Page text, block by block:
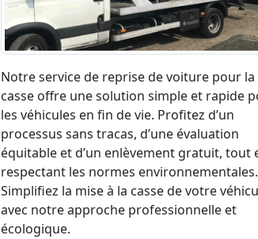
Notre service de reprise de voiture pour la
casse offre une solution simple et rapide
les véhicules en fin de vie. Profitez d’un
processus sans tracas, d’une évaluation
équitable et d’un enlèvement gratuit, tout
respectant les normes environnementales.
Simplifiez la mise à la casse de votre
avec notre approche professionnelle et
écologique.